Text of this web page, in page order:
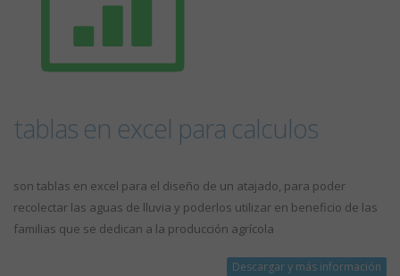
tablas en excel para calculos
son tablas en excel para el diseño de un atajado, para poder
recolectar las aguas de lluvia y poderlos utilizar en beneficio de las
familias que se dedican a la producción agrícola
Descargar y más información